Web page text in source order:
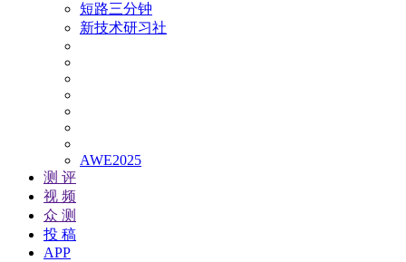
短路三分钟
新技术研习社
AWE2025
测 评
视 频
众 测
投 稿
APP